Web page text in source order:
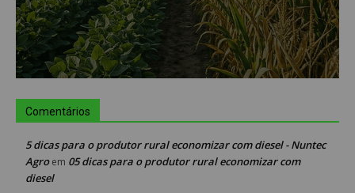
Comentários
5 dicas para o produtor rural economizar com diesel - Nuntec
Agroem 05 dicas para o produtor rural economizar com
diesel